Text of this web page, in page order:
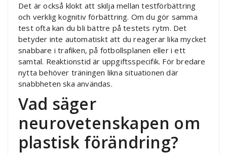
Det är också klokt att skilja mellan testförbättring
och verklig kognitiv förbättring. Om du gör samma
test ofta kan du bli bättre på testets rytm. Det
betyder inte automatiskt att du reagerar lika mycket
snabbare i trafiken, på fotbollsplanen eller i ett
samtal. Reaktionstid är uppgiftsspecifik. För bredare
nytta behöver träningen likna situationen där
snabbheten ska användas.
Vad säger
neurovetenskapen om
plastisk förändring?